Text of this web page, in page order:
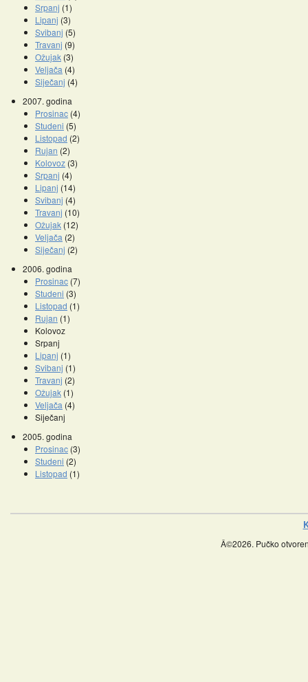
Srpanj (1)
Lipanj (3)
Svibanj (5)
Travanj (9)
Ožujak (3)
Veljača (4)
Siječanj (4)
2007. godina
Prosinac (4)
Studeni (5)
Listopad (2)
Rujan (2)
Kolovoz (3)
Srpanj (4)
Lipanj (14)
Svibanj (4)
Travanj (10)
Ožujak (12)
Veljača (2)
Siječanj (2)
2006. godina
Prosinac (7)
Studeni (3)
Listopad (1)
Rujan (1)
Kolovoz
Srpanj
Lipanj (1)
Svibanj (1)
Travanj (2)
Ožujak (1)
Veljača (4)
Siječanj
2005. godina
Prosinac (3)
Studeni (2)
Listopad (1)
Â©2026. Pučko